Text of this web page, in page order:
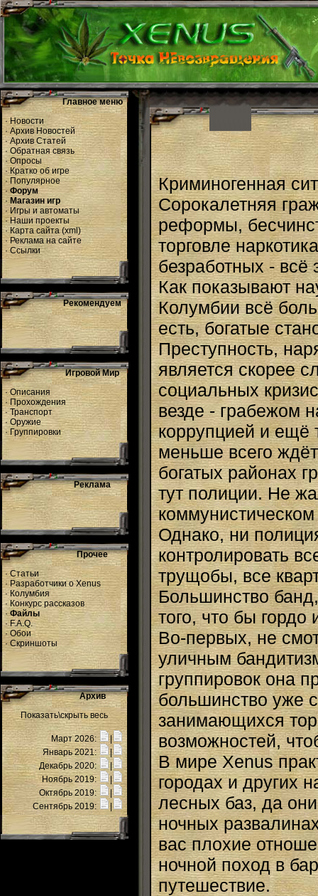
Главное меню
·Новости
·Архив Новостей
·Архив Статей
·Обратная связь
·Опросы
·Кратко об игре
· Популярное
· Форум
·Магазин игр
· Игры и автоматы
·Наши проекты
·Карта сайта(xml )
·Реклама на сайте
·Ссылки
Рекомендуем
Игровой Мир
·Описания
·Прохождения
·Транспорт
·Оружие
·Группировки
Реклама
Прочее
·Статьи
·Разработчики о Xenus
·Колумбия
·Конкурс рассказов
·Файлы
·F.A.Q.
· Обои
· Скриншоты
Архив
Показать\скрыть весь
Март 2026:
Январь 2021:
|
Декабрь 2020:
Ноябрь 2019:
Октябрь 2019:
Сентябрь 2019:
Криминогенная
Сорокалетняя
реформы,
торговле
безработных - всё
Как показывают
Колумбии всё
есть, богатые
Преступность,
является скорее
социальных
везде - грабежом
коррупцией и ещё
меньше всего
богатых районах
тут полиции. Не
коммунистическом
Однако, ни
контролировать
трущобы, все
Большинство
того, что бы гордо
Во-первых, не
уличным
группировок она
большинство уже
занимающихся
возможностей,
В мире Xenus
городах и других
лесных баз, да
ночных
вас плохие
ночной поход в
путешествие.